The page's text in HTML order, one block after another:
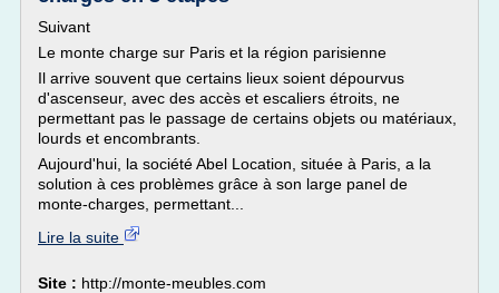
Suivant
Le monte charge sur Paris et la région parisienne
Il arrive souvent que certains lieux soient dépourvus
d'ascenseur, avec des accès et escaliers étroits, ne
permettant pas le passage de certains objets ou matériaux,
lourds et encombrants.
Aujourd'hui, la société Abel Location, située à Paris, a la
solution à ces problèmes grâce à son large panel de
monte-charges, permettant...
Lire la suite
Site : http://monte-meubles.com